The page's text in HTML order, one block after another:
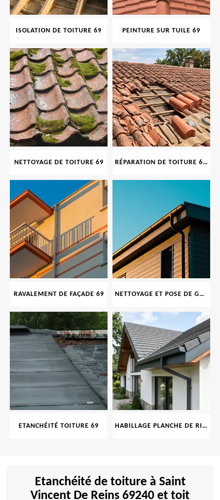
ISOLATION DE TOITURE 69 PEINTURE SUR TUILE 69
NETTOYAGE DE TOITURE 69 RÉPARATION DE TOITURE 69 RHONE, TUILES CASSÉES OU ABIMÉES
RAVALEMENT DE FAÇADE 69 NETTOYAGE ET POSE DE GOUTTIÈRE 69
ETANCHÉITÉ TOITURE 69 HABILLAGE PLANCHE DE RIVE 69
Etanchéité de toiture à Saint
Vincent De Reins 69240 et toit